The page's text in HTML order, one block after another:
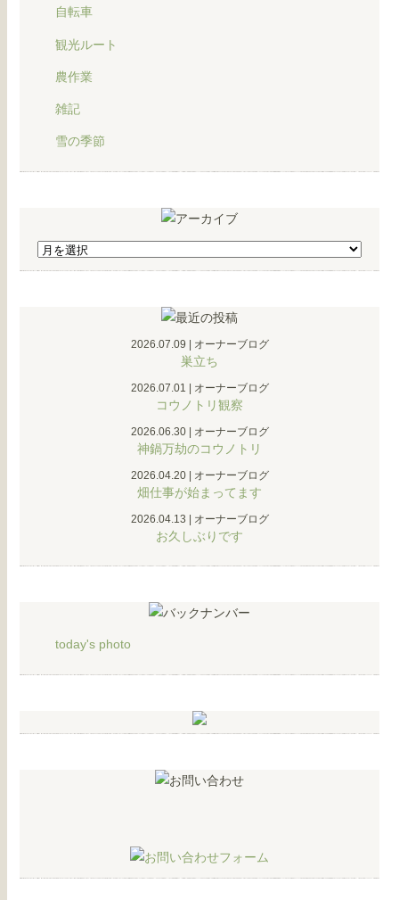
自転車
観光ルート
農作業
雑記
雪の季節
2026.07.09 オーナーブログ
巣立ち
2026.07.01 オーナーブログ
コウノトリ観察
2026.06.30| オーナーブログ
神鍋万劫のコウノトリ
2026.04.20| オーナーブログ
畑仕事が始まってます
2026.04.13 オーナーブログ
お久しぶりです
today's photo